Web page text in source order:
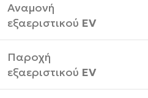
Αναμονή
εξαεριστικού EV
Παροχή
εξαεριστικού EV